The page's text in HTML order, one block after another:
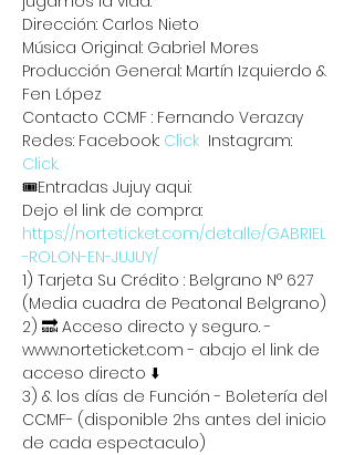
Dirección: Carlos Nieto
Música Original: Gabriel Mores
Producción General: Martín Izquierdo &
Fen López
Contacto CCMF : Fernando Verazay
Redes: Facebook: Click Instagram:
Click.
🎟️Entradas Jujuy aqui:
Dejo el link de compra:
https://norteticket.com/detalle/GABRIEL
-ROLON-EN-JUJUY/
1) Tarjeta Su Crédito : Belgrano N° 627
(Media cuadra de Peatonal Belgrano)
2) 🔜 Acceso directo y seguro. -
www.norteticket.com - abajo el link de
acceso directo ⬇️
3) & los días de Función - Boletería del
CCMF- (disponible 2hs antes del inicio
de cada espectaculo)